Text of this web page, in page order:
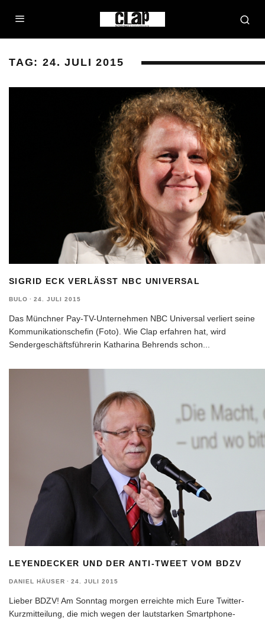
TAG: 24. JULI 2015
SIGRID ECK VERLÄSST NBC UNIVERSAL
BULO · 24. JULI 2015
Das Münchner Pay-TV-Unternehmen NBC Universal verliert seine
Kommunikationschefin (Foto). Wie Clap erfahren hat, wird
Sendergeschäftsführerin Katharina Behrends schon
LEYENDECKER UND DER ANTI-TWEET VOM BDZV
DANIEL HÄUSER · 24. JULI 2015
Lieber BDZV! Am Sonntag morgen erreichte mich Eure Twitter-
Kurzmitteilung, die mich wegen der lautstarken Smartphone-